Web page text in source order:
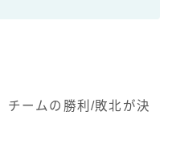
チームの勝利/敗北が決